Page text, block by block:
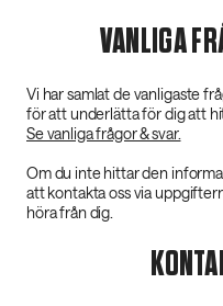
VANLIGA
Vi har samlat de vanligaste
för att underlätta för dig att
Se vanliga frågor & svar.
Om du inte hittar den
att kontakta oss via
höra från dig.